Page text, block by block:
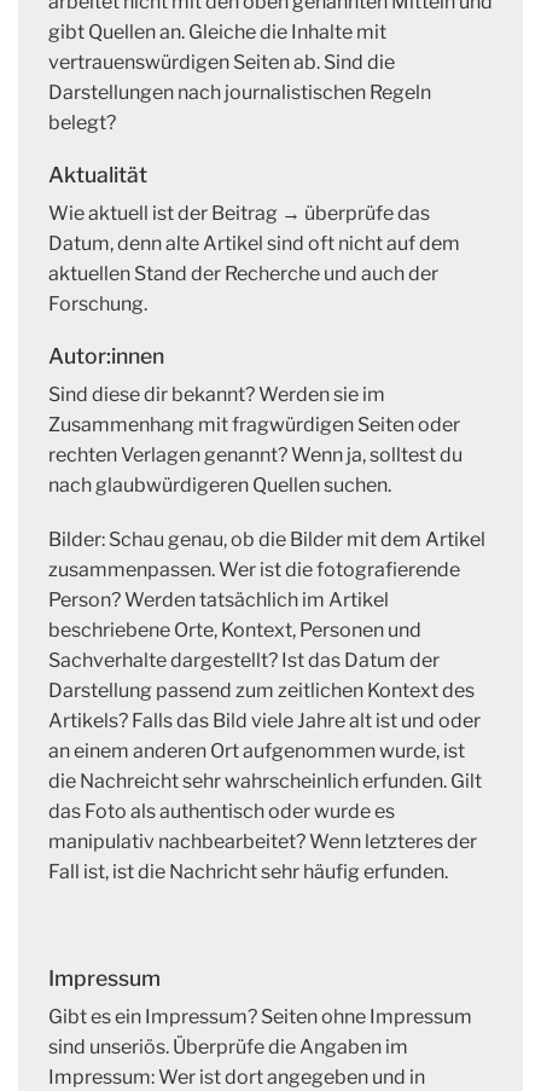
gibt Quellen an. Gleiche die Inhalte mit
vertrauenswürdigen Seiten ab. Sind die
Darstellungen nach journalistischen Regeln
belegt?
Aktualität
Wie aktuell ist der Beitrag → überprüfe das
Datum, denn alte Artikel sind oft nicht auf dem
aktuellen Stand der Recherche und auch der
Forschung.
Autor:innen
Sind diese dir bekannt? Werden sie im
Zusammenhang mit fragwürdigen Seiten oder
rechten Verlagen genannt? Wenn ja, solltest du
nach glaubwürdigeren Quellen suchen.
Bilder: Schau genau, ob die Bilder mit dem Artikel
zusammenpassen. Wer ist die fotografierende
Person? Werden tatsächlich im Artikel
beschriebene Orte, Kontext, Personen und
Sachverhalte dargestellt? Ist das Datum der
Darstellung passend zum zeitlichen Kontext des
Artikels? Falls das Bild viele Jahre alt ist und oder
an einem anderen Ort aufgenommen wurde, ist
die Nachreicht sehr wahrscheinlich erfunden. Gilt
das Foto als authentisch oder wurde es
manipulativ nachbearbeitet? Wenn letzteres der
Fall ist, ist die Nachricht sehr häufig erfunden.
Impressum
Gibt es ein Impressum? Seiten ohne Impressum
sind unseriös. Überprüfe die Angaben im
Impressum: Wer ist dort angegeben und in